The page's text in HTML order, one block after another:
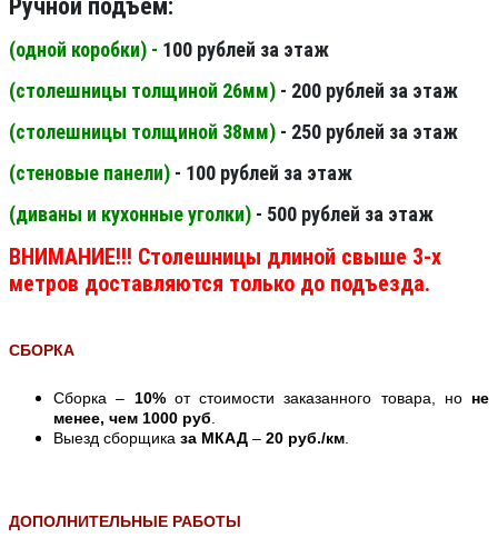
Ручной подъем:
(одной коробки) - 100 рублей за этаж
(столешницы толщиной 26мм) - 200 рублей за этаж
(столешницы толщиной 38мм) - 250 рублей за этаж
(стеновые панели) - 100 рублей за этаж
(диваны и кухонные уголки) - 500 рублей за этаж
ВНИМАНИЕ!!! Столешницы длиной свыше 3-х
метров доставляются только до подъезда.
СБОРКА
Сборка – 10%от стоимости заказанного товара, но не
менее, чем 1000 руб
Выезд сборщика за МКАД – 20 руб./км
ДОПОЛНИТЕЛЬНЫЕ РАБОТЫ